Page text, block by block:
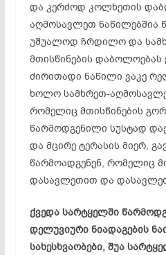
და კერძოდ კოლხეთის
აღმოსავლეთ ნაწილებშია
უშუალოდ ჩრდილო და
მთისწინების დაბოლოებას
ძირითადი ნაწილი ვაკე
ხოლო სამხრეთ-
რომელიც მთისწინების
წარმოდგენილი სუსტად
და მცირე ტერასის მიერ,
წარმოადგენენ, რომელიც
დასავლეთით და
ქვედა სარტყელში
დელუვიური ნიადაგების
სახესხვაობები, შუა